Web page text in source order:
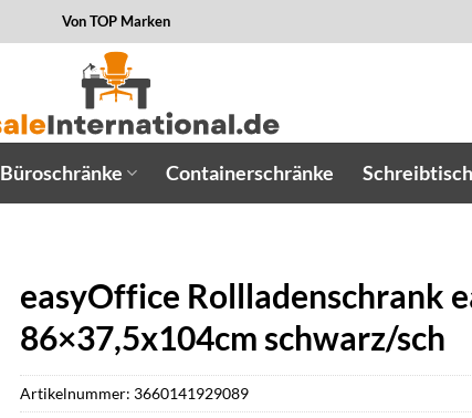
Von TOP Marken
Büroschränke Containerschränke
easyOffice Rollladenschrank
86×37,5x104cm schwarz/sch
Artikelnummer: 3660141929089